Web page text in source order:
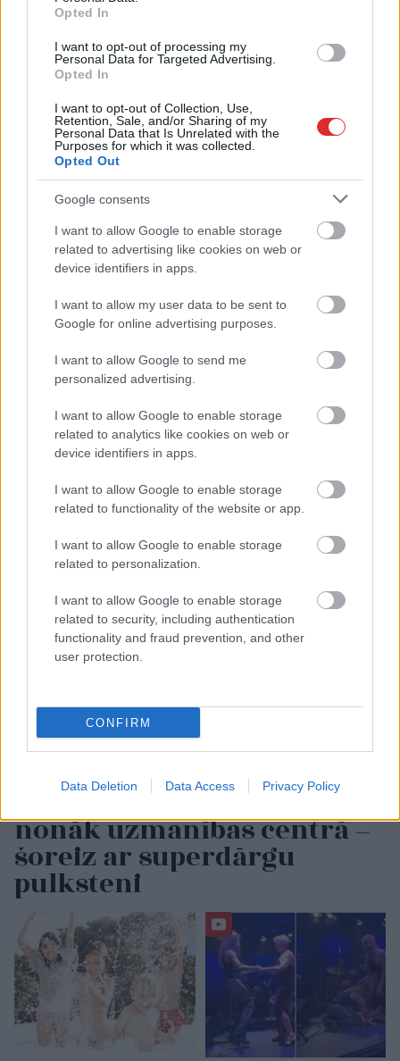
Opted In
I want to opt-out of processing my
Personal Data for Targeted Advertising.
Opted In
I want to opt-out of Collection, Use,
Retention, Sale, and/or Sharing of my
Personal Data that Is Unrelated with the
Purposes for which it was collected.
Opted Out
Google consents
I want to allow Google to enable storage
related to advertising like cookies on web or
device identifiers in apps.
I want to allow my user data to be sent to
Google for online advertising purposes.
I want to allow Google to send me
personalized advertising.
I want to allow Google to enable storage
related to analytics like cookies on web or
device identifiers in apps.
I want to allow Google to enable storage
related to functionality of the website or app.
I want to allow Google to enable storage
related to personalization.
I want to allow Google to enable storage
related to security, including authentication
functionality and fraud prevention, and other
user protection.
CONFIRM
Data Deletion Data Access Privacy Policy
ietekmēt tavus lēmumus
LASĪTĀKIE
Ar šo zodiaka zīmju pārstāvjiem labāk
kā pamatīgi atriebties
Ārsti nosauc četrus augļus ar kuru ēšanu
pēc 45 gadu vecuma nevajadzētu pārlieku
aizrauties
“Man pat neomulīgi palika!” Sēņotāja
mežā uziet ļoti biedējošu vietu
“Tuvarētu aizvērties!” Beata Jonīte jau
atkal nonāk uzmanības centrā – šoreiz ar
sajūsmā par veikalā novēroto
jaunieviesumu
“Tuvarētu aizvērties!”
Beata Jonīte jau atkal
nonāk uzmanības centrā –
šoreiz ar superdārgu
pulksteni
Atcelt Ziņot